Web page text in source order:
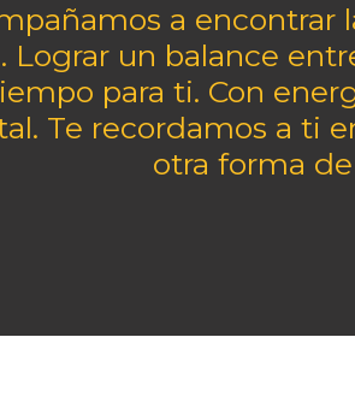
a
Lograr un balance
para ti. Con
Te recordamos a ti
otra forma